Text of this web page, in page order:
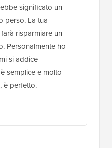
significato un
perso. La tua
risparmiare un
Personalmente ho
si addice
semplice e molto
è perfetto.